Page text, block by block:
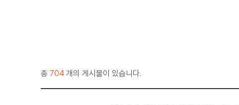
총 704 개의 게시물이 있습니다.